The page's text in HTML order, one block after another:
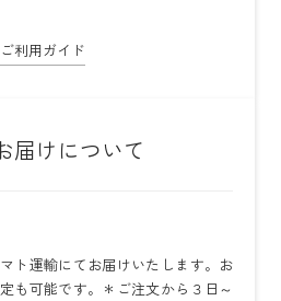
ご利用ガイド
届けについて
ト運輸にてお届けいたします。お
も可能です。＊ご注文から３日～